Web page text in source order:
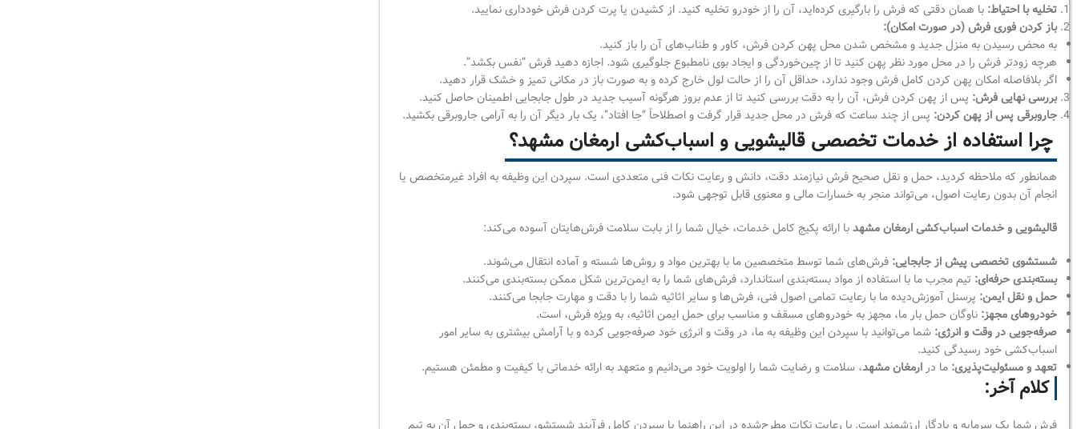
تخلیه با احتیاط: با همان دقتی که فرش را بارگیری کرده‌اید، آن را از خودرو تخلیه کنید. از کشیدن یا پرت کردن فرش خودداری نمایید.
باز کردن فوری فرش (در صورت امکان):
به محض رسیدن به منزل جدید و مشخص شدن محل پهن کردن فرش، کاور و طناب‌های آن را باز کنید.
هرچه زودتر فرش را در محل مورد نظر پهن کنید تا از چین‌خوردگی و ایجاد بوی نامطبوع جلوگیری شود. اجازه دهید فرش “نفس بکشد”.
اگر بلافاصله امکان پهن کردن کامل فرش وجود ندارد، حداقل آن را از حالت لول خارج کرده و به صورت باز در مکانی تمیز و خشک قرار دهید.
بررسی نهایی فرش: پس از پهن کردن فرش، آن را به دقت بررسی کنید تا از عدم بروز هرگونه آسیب جدید در طول جابجایی اطمینان حاصل کنید.
جاروبرقی پس از پهن کردن: پس از چند ساعت که فرش در محل جدید قرار گرفت و اصطلاحاً “جا افتاد”، یک بار دیگر آن را به آرامی جاروبرقی بکشید.
چرا استفاده از خدمات تخصصی قالیشویی و اسباب‌کشی ارمغان مشهد؟
همانطور که ملاحظه کردید، حمل و نقل صحیح فرش نیازمند دقت، دانش و رعایت نکات فنی متعددی است. سپردن این وظیفه به افراد غیرمتخصص یا
انجام آن بدون رعایت اصول، می‌تواند منجر به خسارات مالی و معنوی قابل توجهی شود.
قالیشویی و خدمات اسباب‌کشی ارمغان مشهدبا ارائه پکیج کامل خدمات، خیال شما را از بابت سلامت فرش‌هایتان آسوده می‌کند:
شستشوی تخصصی پیش از جابجایی: فرش‌های شما توسط متخصصین ما با بهترین مواد و روش‌ها شسته و آماده انتقال می‌شوند.
بسته‌بندی حرفه‌ای: تیم مجرب ما با استفاده از مواد بسته‌بندی استاندارد، فرش‌های شما را به ایمن‌ترین شکل ممکن بسته‌بندی می‌کنند.
حمل و نقل ایمن: پرسنل آموزش‌دیده ما با رعایت تمامی اصول فنی، فرش‌ها و سایر اثاثیه شما را با دقت و مهارت جابجا می‌کنند.
خودروهای مجهز: ناوگان حمل بار ما، مجهز به خودروهای مسقف و مناسب برای حمل ایمن اثاثیه، به ویژه فرش، است.
صرفه‌جویی در وقت و انرژی: شما می‌توانید با سپردن این وظیفه به ما، در وقت و انرژی خود صرفه‌جویی کرده و با آرامش بیشتری به سایر امور
اسباب‌کشی خود رسیدگی کنید.
تعهد و مسئولیت‌پذیری: ما در ارمغان مشهد، سلامت و رضایت شما را اولویت خود می‌دانیم و متعهد به ارائه خدماتی با کیفیت و مطمئن هستیم.
کلام آخر:
فرش شما یک سرمایه و یادگار ارزشمند است. با رعایت نکات مطرح‌شده در این راهنما یا سپردن کامل فرآیند شستشو، بسته‌بندی و حمل آن به تیم